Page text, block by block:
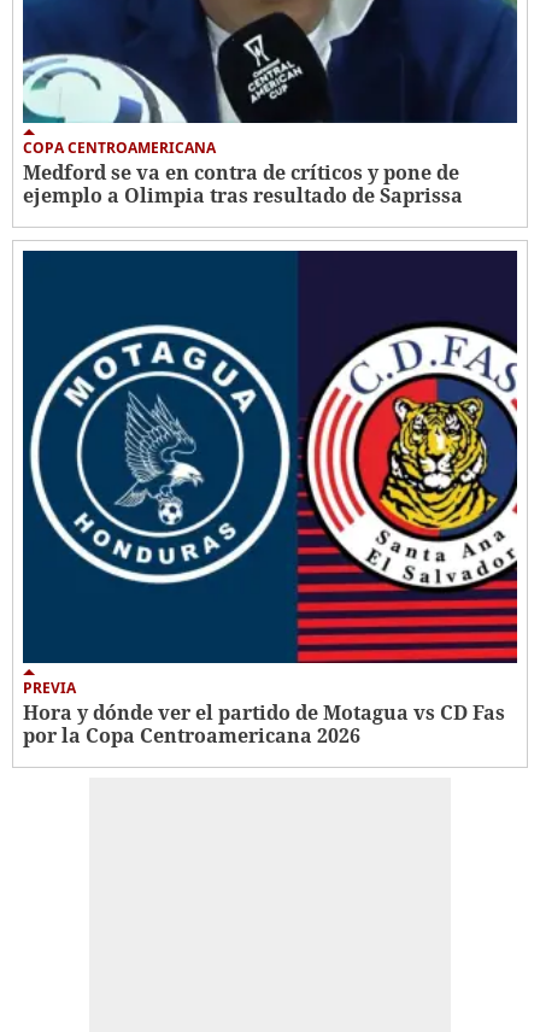
COPA CENTROAMERICANA
Medford se va en contra de críticos y pone de
ejemplo a Olimpia tras resultado de Saprissa
PREVIA
Hora y dónde ver el partido de Motagua vs CD Fas
por la Copa Centroamericana 2026